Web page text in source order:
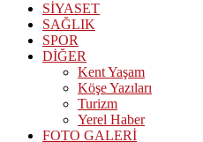
SİYASET
SAĞLIK
SPOR
DİĞER
Kent Yaşam
Köşe Yazıları
Turizm
Yerel Haber
FOTO GALERİ